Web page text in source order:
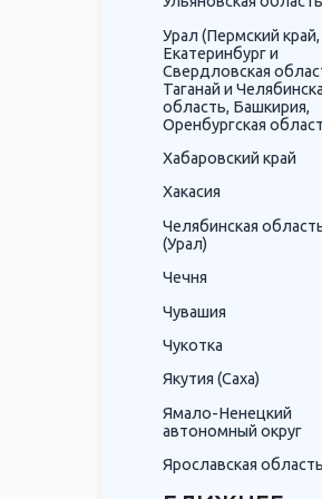
Урал (Пермский край,
Екатеринбург и
Свердловская
Таганай и
область, Башкирия,
Оренбургская
Хабаровский край
Хакасия
Челябинская
(Урал)
Чечня
Чувашия
Чукотка
Якутия (Саха)
Ямало-Ненецкий
автономный округ
Ярославская область